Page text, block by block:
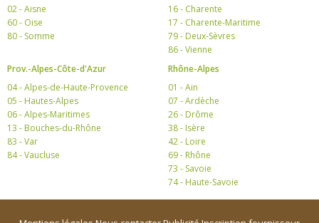
02 - Aisne
60 - Oise
80 - Somme
16 - Charente
17 - Charente-Maritime
79 - Deux-Sèvres
86 - Vienne
Prov.-Alpes-Côte-d'Azur
04 - Alpes-de-Haute-Provence
05 - Hautes-Alpes
06 - Alpes-Maritimes
13 - Bouches-du-Rhône
83 - Var
84 - Vaucluse
Rhône-Alpes
01 - Ain
07 - Ardèche
26 - Drôme
38 - Isère
42 - Loire
69 - Rhône
73 - Savoie
74 - Haute-Savoie